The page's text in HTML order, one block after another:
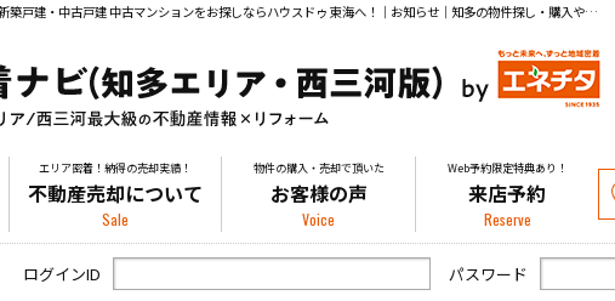
お誕生日会（黒部）／東海市の新築戸建・中古戸建 中古マンションをお探しならハウスドゥ 東海へ！｜お知らせ｜知多の物件探し・購入や不動産の売却相談はお気軽にお問い合わせください。
エリア密着！納得の売却実績！
不動産売却について
Sale
物件の購入・売却で頂いた
お客様の声
Voice
Web予約限定特典あり！
来店予約
Reserve
ログインID パスワード